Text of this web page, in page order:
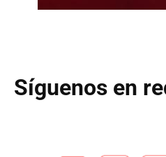
Síguenos en